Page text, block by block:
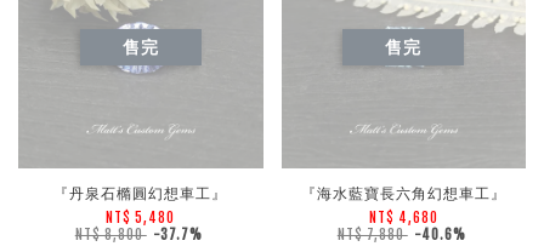
售完
『丹泉石橢圓幻想車工』
NT$ 5,480
NT$ 8,800 -37.7%
售完
『海水藍寶長六角幻想車工』
NT$ 4,680
NT$ 7,880 -40.6%